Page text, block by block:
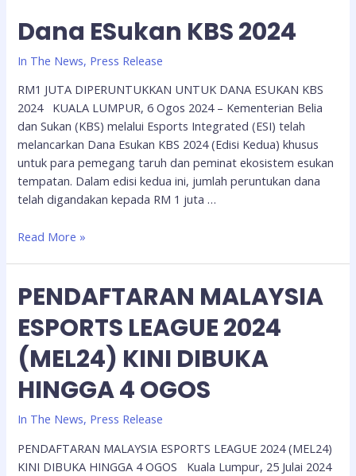
Dana ESukan KBS 2024
In The News, Press Release
RM1 JUTA DIPERUNTUKKAN UNTUK DANA ESUKAN KBS
2024 KUALA LUMPUR, 6 Ogos 2024 – Kementerian Belia
dan Sukan (KBS) melalui Esports Integrated (ESI) telah
melancarkan Dana Esukan KBS 2024 (Edisi Kedua) khusus
untuk para pemegang taruh dan peminat ekosistem esukan
tempatan. Dalam edisi kedua ini, jumlah peruntukan dana
telah digandakan kepada RM 1 juta …
Read More »
PENDAFTARAN MALAYSIA
ESPORTS LEAGUE 2024
(MEL24) KINI DIBUKA
HINGGA 4 OGOS
In The News, Press Release
PENDAFTARAN MALAYSIA ESPORTS LEAGUE 2024 (MEL24)
KINI DIBUKA HINGGA 4 OGOS Kuala Lumpur, 25 Julai 2024